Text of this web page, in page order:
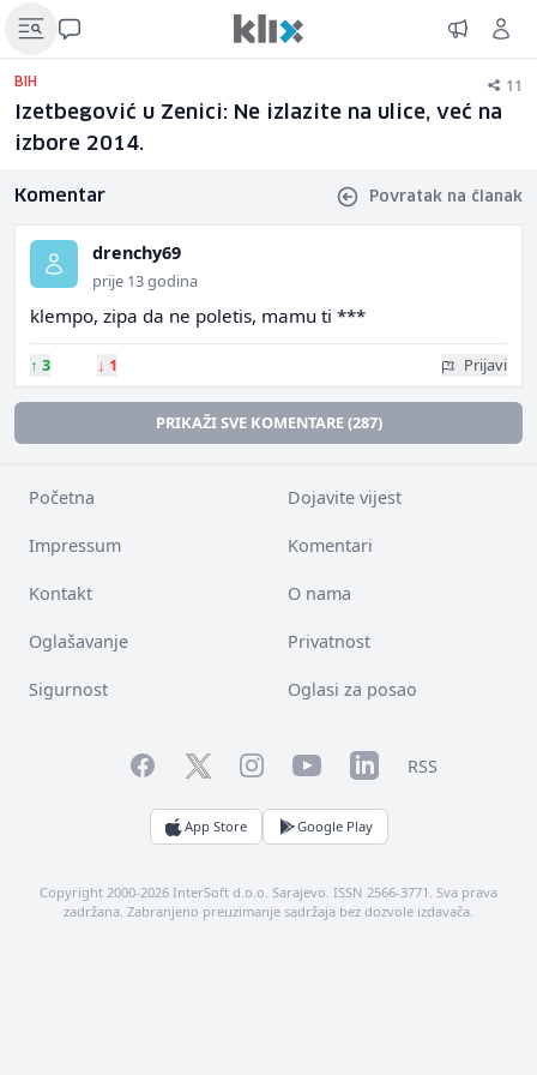
BIH 11
Izetbegović u Zenici: Ne izlazite na ulice, već na
izbore 2014.
Komentar Povratak na članak
drenchy69
prije 13 godina
klempo, zipa da ne poletis, mamu ti ***
↑ 3 ↓ 1 Prijavi
PRIKAŽI SVE KOMENTARE (287)
Početna Dojavite vijest
Impressum Komentari
Kontakt O nama
Oglašavanje Privatnost
Sigurnost Oglasi za posao
FacebookTwitterInstagramYouTubeLinkedInRSS
App Store Google Play
Copyright 2000-2026 InterSoft d.o.o. Sarajevo. ISSN 2566-3771. Sva prava
zadržana. Zabranjeno preuzimanje sadržaja bez dozvole izdavača.